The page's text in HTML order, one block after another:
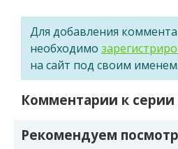
Для добавления
необходимо
на сайт под своим именем.
Комментарии к серии
Рекомендуем